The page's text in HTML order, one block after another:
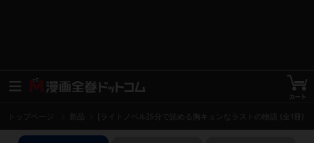
トップページ [ライトノベル]5分で読める胸キュンなラストの物語 (全1冊)